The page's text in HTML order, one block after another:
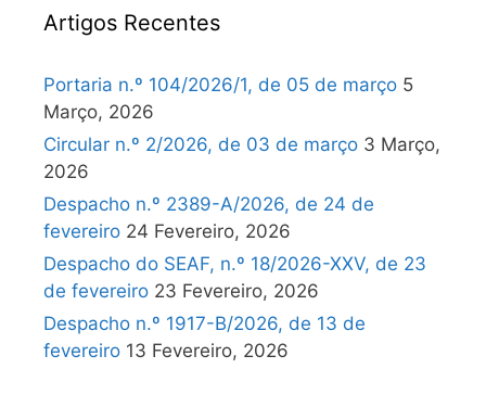
Artigos Recentes
Portaria n.º 104/2026/1, de 05 de março 5
Março, 2026
Circular n.º 2/2026, de 03 de março 3 Março,
2026
Despacho n.º 2389-A/2026, de 24 de
fevereiro 24 Fevereiro, 2026
Despacho do SEAF, n.º 18/2026-XXV, de 23
de fevereiro 23 Fevereiro, 2026
Despacho n.º 1917-B/2026, de 13 de
fevereiro 13 Fevereiro, 2026